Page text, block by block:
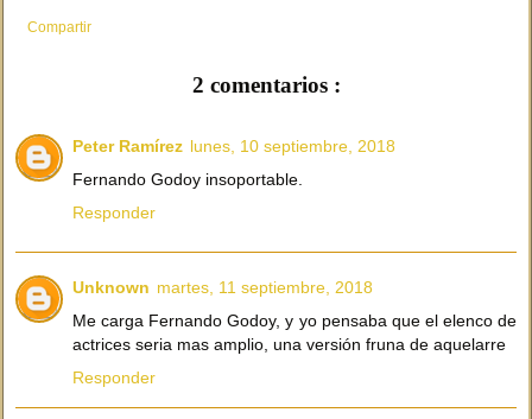
Compartir
2 comentarios :
Peter Ramírez lunes, 10 septiembre, 2018
Fernando Godoy insoportable.
Responder
Unknown martes, 11 septiembre, 2018
Me carga Fernando Godoy, y yo pensaba que el elenco de
actrices seria mas amplio, una versión fruna de aquelarre
Responder